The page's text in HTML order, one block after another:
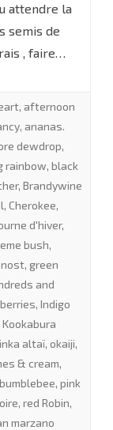
de
tomates
attendre la
semis de
, faire…
, afternoon
, ananas.
dewdrop,
rainbow, black
, Brandywine
, Cherokee,
d'hiver,
bush,
, green
and
, Indigo
Kookabura
altaï, okaiji,
& cream,
, pink
, red Robin,
marzano